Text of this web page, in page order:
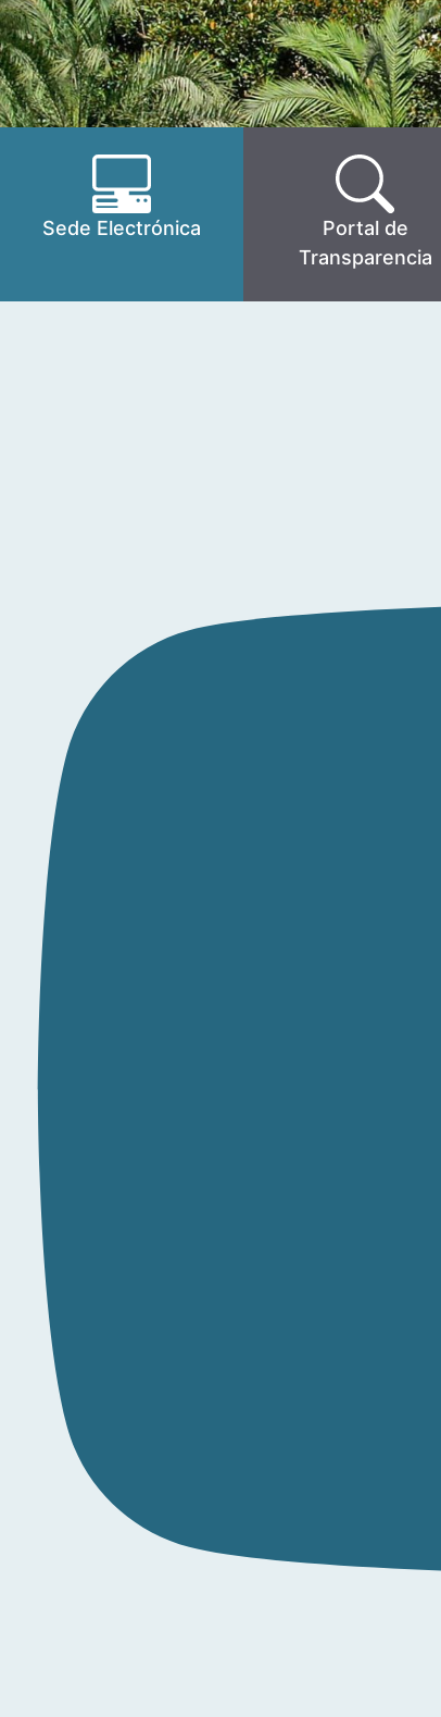
Sede Electrónica
Portal de
Transparencia